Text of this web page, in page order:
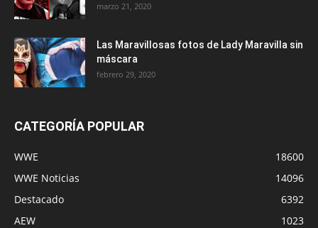
marzo 21, 2020
Las Maravillosas fotos de Lady Maravilla sin
máscara
febrero 29, 2020
CATEGORÍA POPULAR
WWE
18600
WWE Noticias
14096
Destacado
6392
AEW
1023